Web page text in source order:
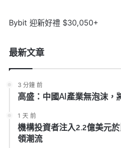
Bybit 迎新好禮 $30,050+
最新文章
3 分鐘 前
高盛：中國AI產業無泡沫，
1 天 前
機構投資者注入2.2億美元
領潮流